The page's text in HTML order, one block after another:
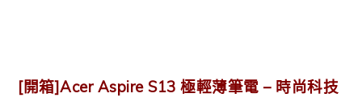
[開箱]Acer Aspire S13 極輕薄筆電 – 時尚科技